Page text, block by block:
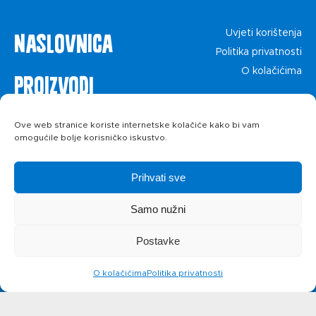
Ove web stranice koriste internetske kolačiće kako bi vam
omogućile bolje korisničko iskustvo.
Prihvati sve
Samo nužni
Postavke
O kolačićimaPolitika privatnosti
Naslovnica
Proizvodi
Recepti
Priča o ABC
Uvjeti korištenja
Politika privatnosti
O kolačićima